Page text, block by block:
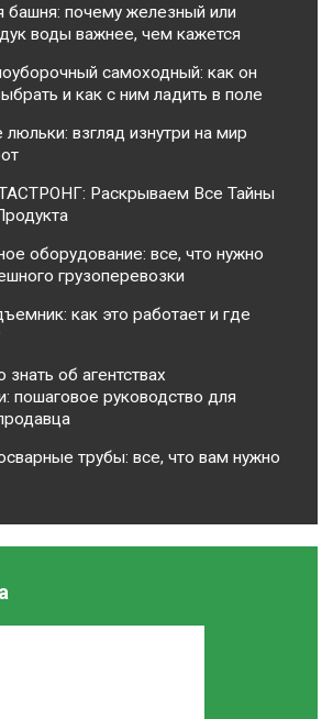
башня: почему железный или
воды важнее, чем кажется
самоходный: как он
и как с ним ладить в поле
взгляд изнутри на мир
Раскрываем Все Тайны
оборудование: все, что нужно
грузоперевозки
как это работает и где
знать об агентствах
пошаговое руководство для
трубы: все, что вам нужно